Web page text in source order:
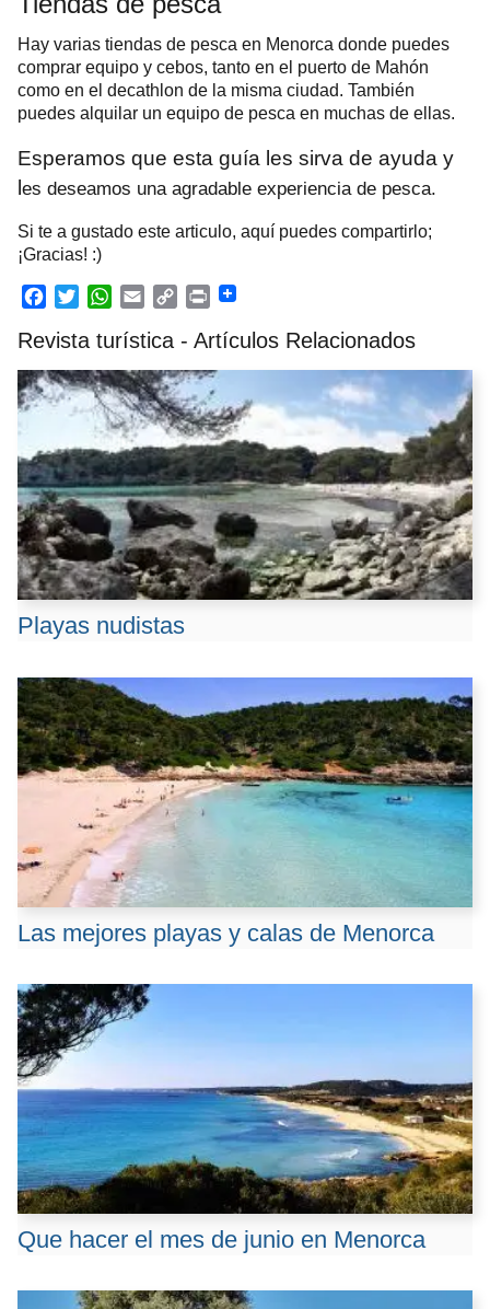
Hay varias tiendas de pesca en Menorca donde puedes
comprar equipo y cebos, tanto en el puerto de Mahón
como en el decathlon de la misma ciudad. También
puedes alquilar un equipo de pesca en muchas de ellas.
Esperamos que esta guía les sirva de ayuda y
les deseamos una agradable experiencia de pesca.
Si te a gustado este articulo, aquí puedes compartirlo;
¡Gracias! :)
a
c
e
b
o
k
w
i
t
r
h
a
t
s
A
p
p
m
a
i
l
o
p
y
L
n
k
r
i
n
t
Revista turística - Artículos Relacionados
Playas nudistas
Las mejores playas y calas de Menorca
Que hacer el mes de junio en Menorca